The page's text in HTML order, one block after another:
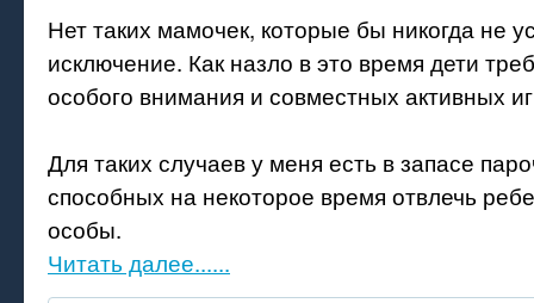
Нет таких мамочек, которые бы никогда не
исключение. Как назло в это время дети
особого внимания и совместных активных
Для таких случаев у меня есть в запасе
способных на некоторое время отвлечь
особы.
Читать далее......